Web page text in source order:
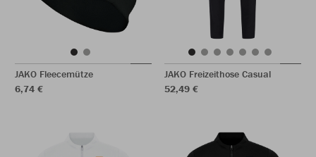
JAKO Fleecemütze
6,74 €
JAKO Freizeithose Casual
52,49 €